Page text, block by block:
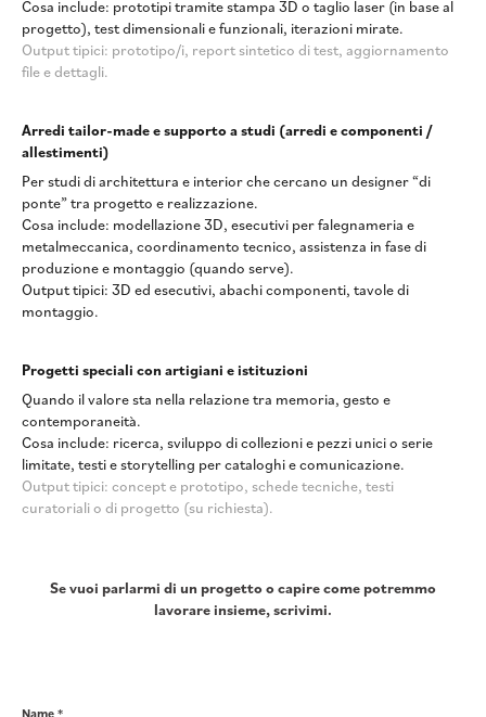
Cosa include: prototipi tramite stampa 3D o taglio laser (in base al
progetto), test dimensionali e funzionali, iterazioni mirate.
Output tipici: prototipo/i, report sintetico di test, aggiornamento
file e dettagli.
Arredi tailor-made e supporto a studi (arredi e componenti /
allestimenti)
Per studi di architettura e interior che cercano un designer “di
ponte” tra progetto e realizzazione.
Cosa include: modellazione 3D, esecutivi per falegnameria e
metalmeccanica, coordinamento tecnico, assistenza in fase di
produzione e montaggio (quando serve).
Output tipici: 3D ed esecutivi, abachi componenti, tavole di
montaggio.
Progetti speciali con artigiani e istituzioni
Quando il valore sta nella relazione tra memoria, gesto e
contemporaneità.
Cosa include: ricerca, sviluppo di collezioni e pezzi unici o serie
limitate, testi e storytelling per cataloghi e comunicazione.
Output tipici: concept e prototipo, schede tecniche, testi
curatoriali o di progetto (su richiesta).
Se vuoi parlarmi di un progetto o capire come potremmo
lavorare insieme, scrivimi.
Name *